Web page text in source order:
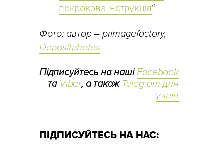
покрокова інструкція“
Фото: автор – primagefactory,
Depositphotos
Підписуйтесь на нашіFacebook
та Viber, а також Telegram для
учнів
ПІДПИСУЙТЕСЬ НА НАС: